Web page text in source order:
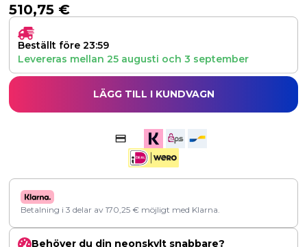
510,75 €
Beställt före 23:59
Levereras mellan 25 augusti och 3 september
LÄGG TILL I KUNDVAGN
Betalning i 3 delar av 170,25 € möjligt med Klarna.
Behöver du din neonskylt snabbare?